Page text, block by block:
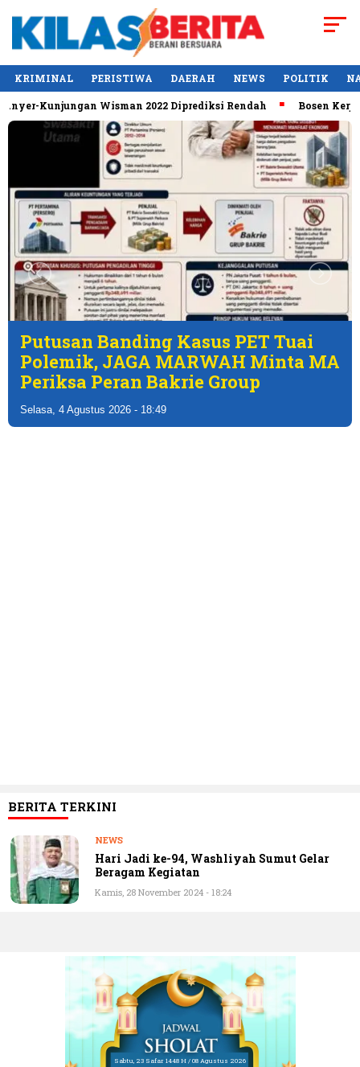
KRIMINAL PERISTIWA DAERAH NEWS POLITIK
Kunjungan Wisman 2022 Diprediksi Rendah Bosen Kerja
Putusan Banding Kasus PET Tuai
Polemik, JAGA MARWAH Minta MA
Periksa Peran Bakrie Group
Selasa, 4 Agustus 2026 - 18:49
BERITA TERKINI
NEWS
Hari Jadi ke-94, Washliyah Sumut Gelar
Beragam Kegiatan
Kamis, 28 November 2024 - 18:24
Sabtu, 23 Safar 1448 H / 08 Agustus 2026